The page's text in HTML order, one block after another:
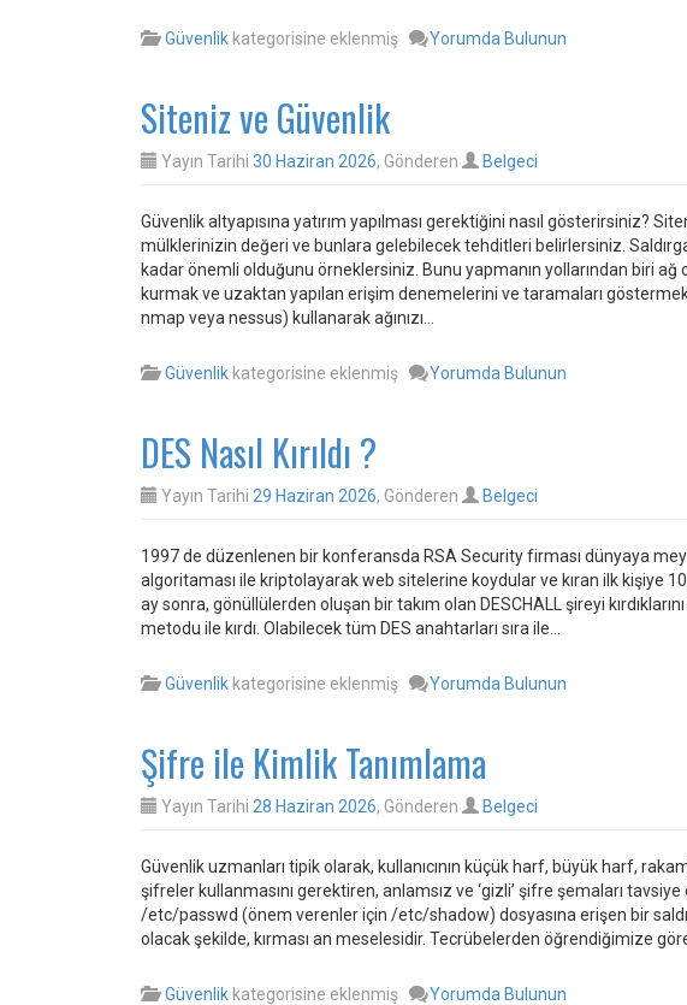
Güvenlik kategorisine eklenmiş Yorumda Bulunun
Siteniz ve Güvenlik
Yayın Tarihi 30 Haziran 2026, Gönderen Belgeci
Güvenlik altyapısına yatırım yapılması gerektiğini nasıl gösterirsiniz?
mülklerinizin değeri ve bunlara gelebilecek tehditleri belirlersiniz.
kadar önemli olduğunu örneklersiniz. Bunu yapmanın yollarından biri
kurmak ve uzaktan yapılan erişim denemelerini ve taramaları
nmap veya nessus) kullanarak ağınızı…
Güvenlik kategorisine eklenmiş Yorumda Bulunun
DES Nasıl Kırıldı ?
Yayın Tarihi 29 Haziran 2026, Gönderen Belgeci
1997 de düzenlenen bir konferansda RSA Security firması dünyaya
algoritaması ile kriptolayarak web sitelerine koydular ve kıran ilk kişiye
ay sonra, gönüllülerden oluşan bir takım olan DESCHALL şireyi
metodu ile kırdı. Olabilecek tüm DES anahtarları sıra ile…
Güvenlik kategorisine eklenmiş Yorumda Bulunun
Şifre ile Kimlik Tanımlama
Yayın Tarihi 28 Haziran 2026, Gönderen Belgeci
Güvenlik uzmanları tipik olarak, kullanıcının küçük harf, büyük harf,
şifreler kullanmasını gerektiren, anlamsız ve ‘gizli’ şifre şemaları
/etc/passwd (önem verenler için /etc/shadow) dosyasına erişen bir
olacak şekilde, kırması an meselesidir. Tecrübelerden öğrendiğimize göre
Güvenlik kategorisine eklenmiş Yorumda Bulunun